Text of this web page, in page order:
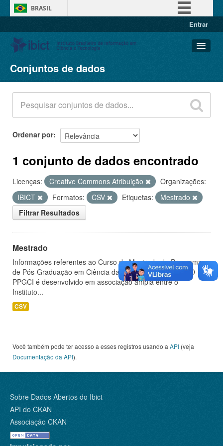
BRASIL
Entrar
Conjuntos de dados
Organizações
Grupos
Sobre
Conjuntos de dados
Ordenar por
1 conjunto de dados encontrado
Licenças: Creative Commons Atribuição
Organizações:
IBICT
Formatos: CSV Etiquetas:
Mestrado
Filtrar Resultados
Mestrado
Informações referentes ao Curso de Mestrado do Programa
de Pós-Graduação em Ciência da Informação (PPGCI). O
PPGCI é desenvolvido em associação ampla entre o
Instituto...
CSV
Você também pode ter acesso a esses registros usando a API (veja
Documentação da API).
Sobre Dados Abertos do Ibict
API do CKAN
Associação CKAN